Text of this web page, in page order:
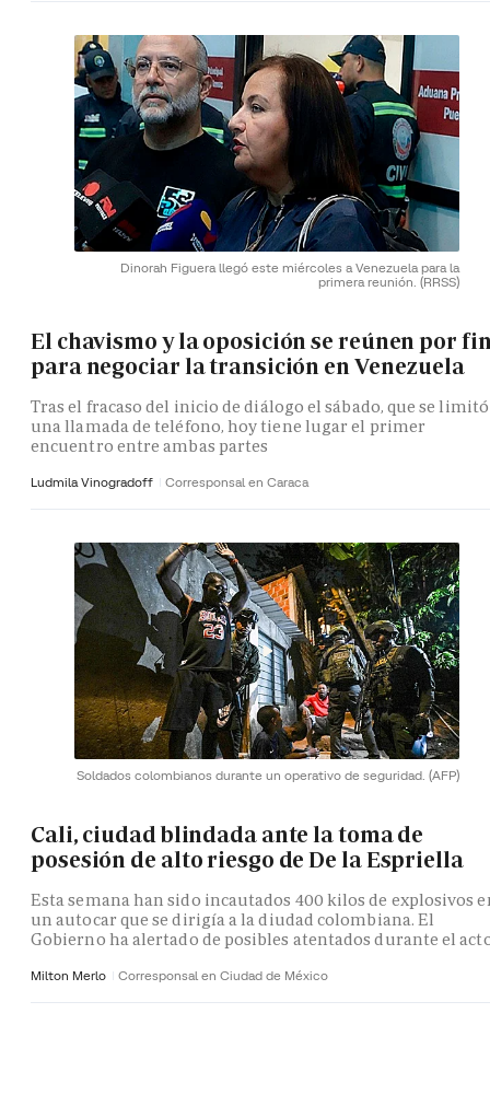
Dinorah Figuera llegó este miércoles a Venezuela para la
primera reunión. (RRSS)
El chavismo y la oposición se reúnen por
para negociar la transición en Venezuela
Tras el fracaso del inicio de diálogo el sábado, que se
una llamada de teléfono, hoy tiene lugar el primer
encuentro entre ambas partes
Ludmila Vinogradoff Corresponsal en Caraca
Soldados colombianos durante un operativo de seguridad. (AFP)
Cali, ciudad blindada ante la toma de
posesión de alto riesgo de De la Espriella
Esta semana han sido incautados 400 kilos de explosivos
un autocar que se dirigía a la diudad colombiana. El
Gobierno ha alertado de posibles atentados durante el
Milton Merlo Corresponsal en Ciudad de México